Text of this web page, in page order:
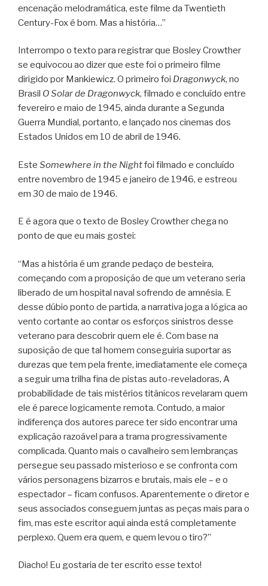
encenação melodramática, este filme da Twentieth
Century-Fox é bom. Mas a história…”
Interrompo o texto para registrar que Bosley Crowther
se equivocou ao dizer que este foi o primeiro filme
dirigido por Mankiewicz. O primeiro foi Dragonwyck, no
Brasil O Solar de Dragonwyck, filmado e concluído entre
fevereiro e maio de 1945, ainda durante a Segunda
Guerra Mundial, portanto, e lançado nos cinemas dos
Estados Unidos em 10 de abril de 1946.
Este Somewhere in the Nightfoi filmado e concluído
entre novembro de 1945 e janeiro de 1946, e estreou
em 30 de maio de 1946.
E é agora que o texto de Bosley Crowther chega no
ponto de que eu mais gostei:
“Mas a história é um grande pedaço de besteira,
começando com a proposição de que um veterano seria
liberado de um hospital naval sofrendo de amnésia. E
desse dúbio ponto de partida, a narrativa joga a lógica ao
vento cortante ao contar os esforços sinistros desse
veterano para descobrir quem ele é. Com base na
suposição de que tal homem conseguiria suportar as
durezas que tem pela frente, imediatamente ele começa
a seguir uma trilha fina de pistas auto-reveladoras, A
probabilidade de tais mistérios titânicos revelaram quem
ele é parece logicamente remota. Contudo, a maior
indiferença dos autores parece ter sido encontrar uma
explicação razoável para a trama progressivamente
complicada. Quanto mais o cavalheiro sem lembranças
persegue seu passado misterioso e se confronta com
vários personagens bizarros e brutais, mais ele – e o
espectador – ficam confusos. Aparentemente o diretor e
seus associados conseguem juntas as peças mais para o
fim, mas este escritor aqui ainda está completamente
perplexo. Quem era quem, e quem levou o tiro?”
Diacho! Eu gostaria de ter escrito esse texto!